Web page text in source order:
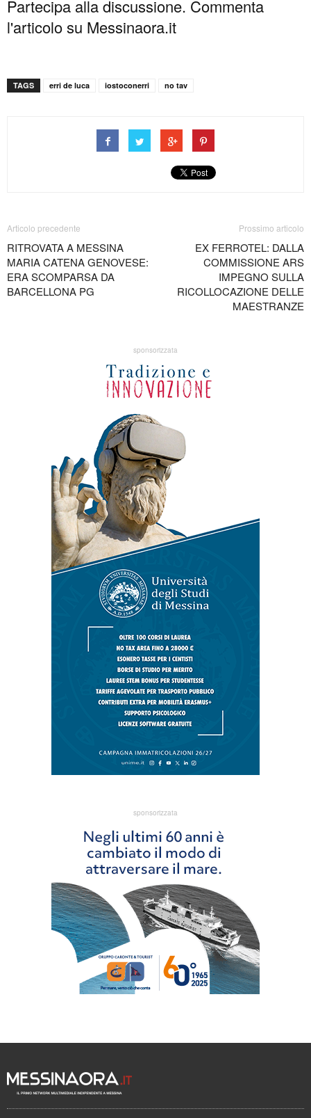
Partecipa alla discussione. Commenta
l'articolo su Messinaora.it
TAGS erri de luca iostoconerri no tav
Articolo precedente
RITROVATA A MESSINA
MARIA CATENA GENOVESE:
ERA SCOMPARSA DA
BARCELLONA PG
Prossimo articolo
EX FERROTEL: DALLA
COMMISSIONE ARS
IMPEGNO SULLA
RICOLLOCAZIONE DELLE
MAESTRANZE
sponsorizzata
sponsorizzata